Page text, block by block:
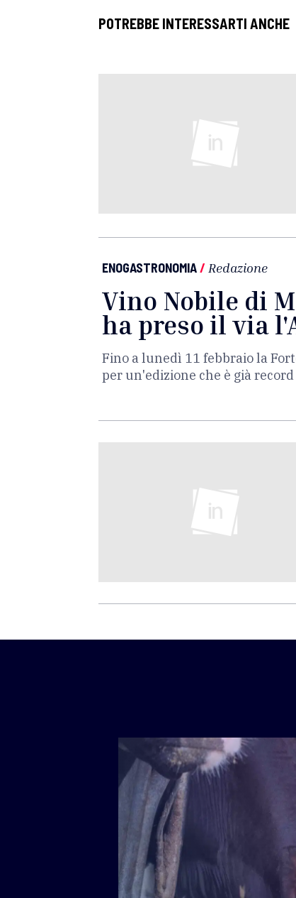
POTREBBE INTERESSARTI ANCHE
ENOGASTRONOMIA/ Redazione
Vino Nobile di
ha preso il via
Fino a lunedì 11 febbraio la
per un'edizione che è già record